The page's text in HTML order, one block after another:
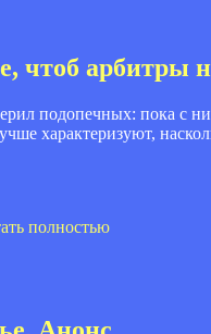
чтоб арбитры
подопечных: пока с
характеризуют,
полностью